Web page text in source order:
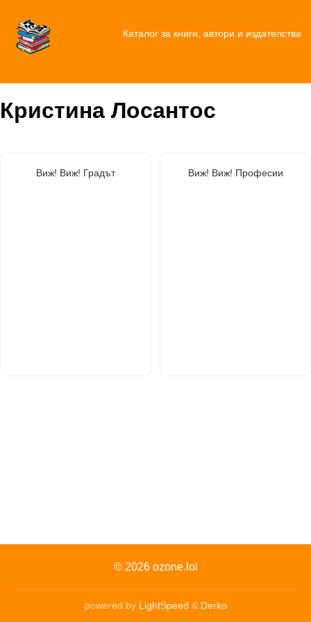
Каталог за книги, автори и издателства
Кристина Лосантос
Виж! Виж! Градът Виж! Виж! Професии
© 2026 ozone.lol
powered by LightSpeed & Derko